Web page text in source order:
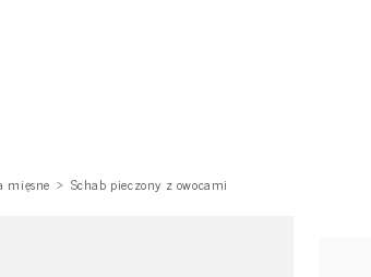
mięsne Schab pieczony z owocami